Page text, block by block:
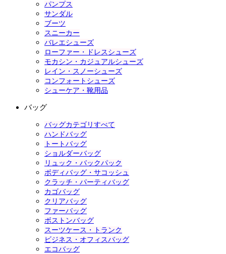
パンプス
サンダル
ブーツ
スニーカー
バレエシューズ
ローファー・ドレスシューズ
モカシン・カジュアルシューズ
レイン・スノーシューズ
コンフォートシューズ
シューケア・靴用品
バッグ
バッグカテゴリすべて
ハンドバッグ
トートバッグ
ショルダーバッグ
リュック・バックパック
ボディバッグ・サコッシュ
クラッチ・パーティバッグ
カゴバッグ
クリアバッグ
ファーバッグ
ボストンバッグ
スーツケース・トランク
ビジネス・オフィスバッグ
エコバッグ